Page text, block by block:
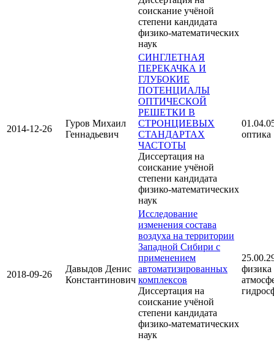
соискание учёной
степени кандидата
физико-математических
наук
2014-12-26
Гуров Михаил
Геннадьевич
СИНГЛЕТНАЯ
ПЕРЕКАЧКА И
ГЛУБОКИЕ
ПОТЕНЦИАЛЫ
ОПТИЧЕСКОЙ
РЕШЕТКИ В
СТРОНЦИЕВЫХ
СТАНДАРТАХ
ЧАСТОТЫ
Диссертация на
соискание учёной
степени кандидата
физико-математических
наук
оптика
2018-09-26
Давыдов Денис
Константинович
Исследование
изменения состава
воздуха на территории
Западной Сибири с
применением
автоматизированных
комплексов
Диссертация на
соискание учёной
степени кандидата
физико-математических
наук
физика